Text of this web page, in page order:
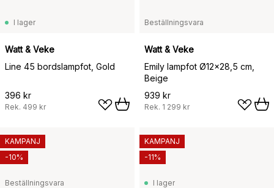
I lager
Watt & Veke
Line 45 bordslampfot, Gold
396 kr
Rek. 499 kr
Beställningsvara
Watt & Veke
Emily lampfot Ø12x28,5 cm,
Beige
939 kr
Rek. 1 299 kr
Beställningsvara
KAMPANJ
-10%
I lager
KAMPANJ
-11%